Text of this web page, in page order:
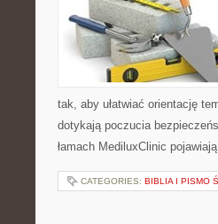
tak, aby ułatwiać orientację
dotykają poczucia
łamach MediluxClinic
CATEGORIES: BIBLIA I PISMO